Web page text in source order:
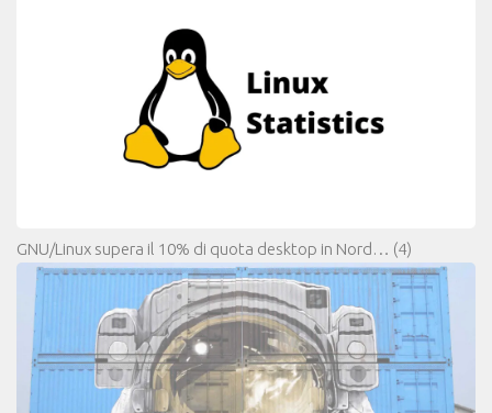
GNU/Linux supera il 10% di quota desktop in Nord… (4)